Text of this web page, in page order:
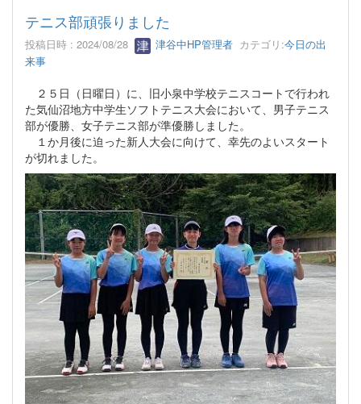
テニス部頑張りました
投稿日時 : 2024/08/28 津谷中HP管理者 カテゴリ:今日の出
来事
２５日（日曜日）に、旧小泉中学校テニスコートで行われ
た気仙沼地方中学生ソフトテニス大会において、男子テニス
部が優勝、女子テニス部が準優勝しました。
１か月後に迫った新人大会に向けて、幸先のよいスタート
が切れました。